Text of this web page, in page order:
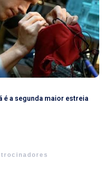
é a segunda maior estreia